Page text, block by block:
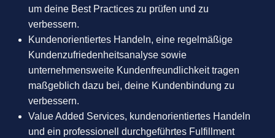
um deine Best Practices zu prüfen und zu
verbessern.
Kundenorientiertes Handeln, eine regelmäßige
Kundenzufriedenheitsanalyse sowie
unternehmensweite Kundenfreundlichkeit tragen
maßgeblich dazu bei, deine Kundenbindung zu
verbessern.
Value Added Services, kundenorientiertes Handeln
und ein professionell durchgeführtes Fulfillment